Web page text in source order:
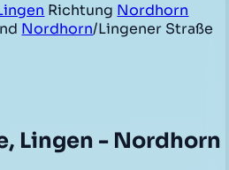
Richtung Nordhorn
Nordhorn/Lingener Straße
Lingen - Nordhorn